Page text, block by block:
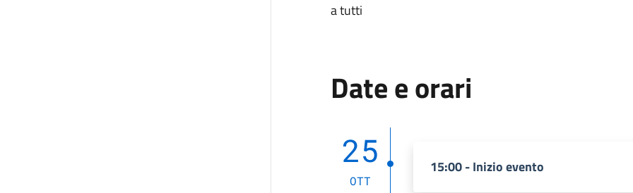
a tutti
Date e orari
25
OTT
15:00 - Inizio evento